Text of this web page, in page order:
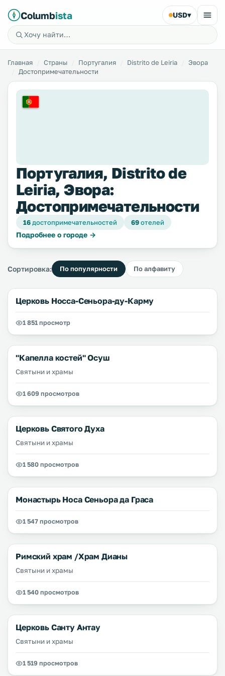
Columbista USD▾
Главная Страны Португалия Distrito de Leiria
Эвора
Достопримечательности
Португалия, Distrito de
Leiria, Эвора:
Достопримечательности
16достопримечательностей 69отелей
Подробнее о городе →
Сортировка: По популярности По алфавиту
Церковь Носса-Сеньора-ду-Карму
1 851 просмотр
"Капелла костей" Осуш
Святыни и храмы
1 609 просмотров
Церковь Святого Духа
Святыни и храмы
1 580 просмотров
Монастырь Носа Сеньора да Граса
1 547 просмотров
Римский храм /Храм Дианы
Святыни и храмы
1 540 просмотров
Церковь Санту Антау
Святыни и храмы
1 519 просмотров